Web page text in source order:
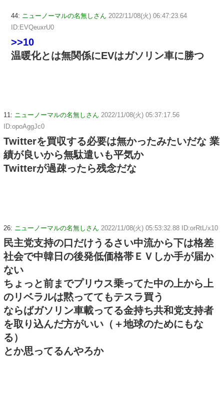
44: ニューノーマルの名無しさん 2022/11/08(火) 06:47:23.64
ID:EVQeuxrU0
>>10
温暖化とは無関係にEVはガソリン車に勝つ
11: ニューノーマルの名無しさん 2022/11/08(火) 05:37:17.56
ID:opoAggJc0
Twitterを買収する必要は無かったみたいだな 業
績が良いから無駄遣いも平気か
Twitterが過疎ったら残念だな
26: ニューノーマルの名無しさん 2022/11/08(火) 05:53:32.88 ID:orRtL/x10
民主党支持の口だけうるさい中流から下は格差
社会で中韓日の後発低価格帯ＥＶしか手が届か
ない
ちょっと前までプリウス乗ってた中の上から上
のリベラルは黙っててもテスラ買う
ならばガソリン車載ってる金持ち共和党支持者
を取り込んだ方がいい（＋地球のためにもな
る）
とか思ってるんやろか